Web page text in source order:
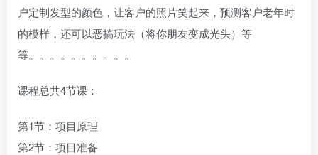
户定制发型的颜色，让客户的照片笑起来，预测客户老年时
的模样，还可以恶搞玩法（将你朋友变成光头）等
等。。。。。。。。。。
课程总共4节课：
第1节：项目原理
第2节：项目准备